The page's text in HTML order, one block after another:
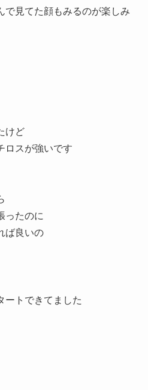
で見てた顔もみるのが楽しみ
けど
ロスが強いです
ったのに
ば良いの
ートできてました